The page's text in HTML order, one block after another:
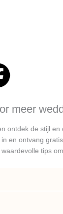
meer
ontdek de stijl
en ontvang
tips